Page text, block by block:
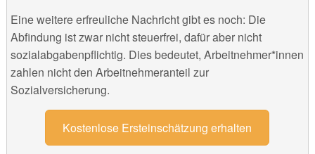
Eine weitere erfreuliche Nachricht gibt es noch: Die
Abfindung ist zwar nicht steuerfrei, dafür aber nicht
sozialabgabenpflichtig. Dies bedeutet, Arbeitnehmer*innen
zahlen nicht den Arbeitnehmeranteil zur
Sozialversicherung.
Kostenlose Ersteinschätzung erhalten